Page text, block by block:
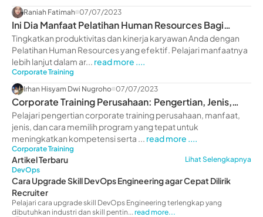
Raniah Fatimah 07/07/2023
Ini Dia Manfaat Pelatihan Human Resources Bagi
Perusahaan
Tingkatkan produktivitas dan kinerja karyawan Anda dengan
Pelatihan Human Resources yang efektif. Pelajari manfaatnya
lebih lanjut dalam ar... read more ....
Corporate Training
Irhan Hisyam Dwi Nugroho 07/07/2023
Corporate Training Perusahaan: Pengertian, Jenis,
Manfaat
Pelajari pengertian corporate training perusahaan, manfaat,
jenis, dan cara memilih program yang tepat untuk
meningkatkan kompetensi serta ... read more ....
Corporate Training
Artikel Terbaru
Lihat Selengkapnya
DevOps
Cara Upgrade Skill DevOps Engineering agar Cepat Dilirik
Recruiter
Pelajari cara upgrade skill DevOps Engineering terlengkap yang
dibutuhkan industri dan skill pentin... read more...